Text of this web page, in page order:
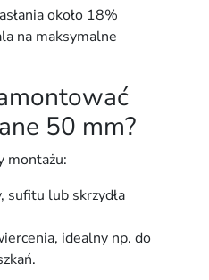
około 18%
na maksymalne
50 mm?
montażu:
sufitu lub skrzydła
idealny np. do